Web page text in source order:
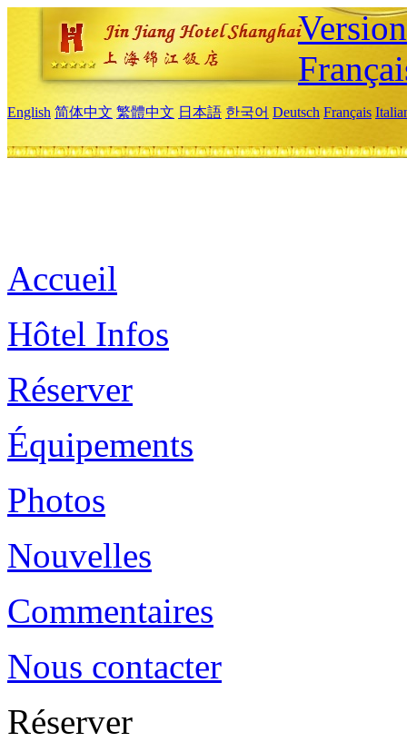
English 简体中文 繁體中文 日本語 한국어 Deutsch Français
Accueil
Hôtel Infos
Réserver
Équipements
Photos
Nouvelles
Commentaires
Nous contacter
Réserver